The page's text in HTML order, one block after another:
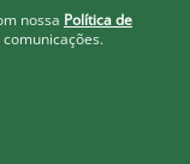
nossa Política de